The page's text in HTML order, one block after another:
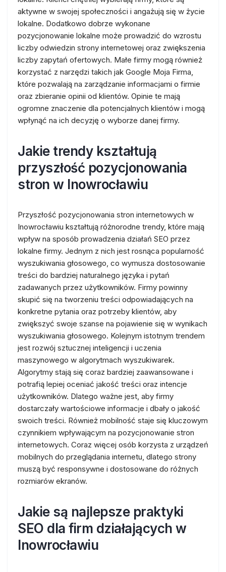
aktywne w swojej społeczności i angażują się w życie
lokalne. Dodatkowo dobrze wykonane
pozycjonowanie lokalne może prowadzić do wzrostu
liczby odwiedzin strony internetowej oraz zwiększenia
liczby zapytań ofertowych. Małe firmy mogą również
korzystać z narzędzi takich jak Google Moja Firma,
które pozwalają na zarządzanie informacjami o firmie
oraz zbieranie opinii od klientów. Opinie te mają
ogromne znaczenie dla potencjalnych klientów i mogą
wpłynąć na ich decyzję o wyborze danej firmy.
Jakie trendy kształtują
przyszłość pozycjonowania
stron w Inowrocławiu
Przyszłość pozycjonowania stron internetowych w
Inowrocławiu kształtują różnorodne trendy, które mają
wpływ na sposób prowadzenia działań SEO przez
lokalne firmy. Jednym z nich jest rosnąca popularność
wyszukiwania głosowego, co wymusza dostosowanie
treści do bardziej naturalnego języka i pytań
zadawanych przez użytkowników. Firmy powinny
skupić się na tworzeniu treści odpowiadających na
konkretne pytania oraz potrzeby klientów, aby
zwiększyć swoje szanse na pojawienie się w wynikach
wyszukiwania głosowego. Kolejnym istotnym trendem
jest rozwój sztucznej inteligencji i uczenia
maszynowego w algorytmach wyszukiwarek.
Algorytmy stają się coraz bardziej zaawansowane i
potrafią lepiej oceniać jakość treści oraz intencje
użytkowników. Dlatego ważne jest, aby firmy
dostarczały wartościowe informacje i dbały o jakość
swoich treści. Również mobilność staje się kluczowym
czynnikiem wpływającym na pozycjonowanie stron
internetowych. Coraz więcej osób korzysta z urządzeń
mobilnych do przeglądania internetu, dlatego strony
muszą być responsywne i dostosowane do różnych
rozmiarów ekranów.
Jakie są najlepsze praktyki
SEO dla firm działających w
Inowrocławiu